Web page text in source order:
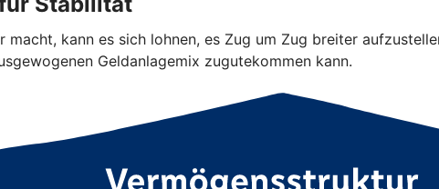
kann es sich lohnen, es Zug um Zug breiter
Geldanlagemix zugutekommen kann.